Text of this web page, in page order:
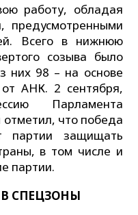
работу, обладая
предусмотренными
Всего в нижнюю
созыва было
них 98 – на основе
АНК. 2 сентября,
Парламента
отметил, что победа
партии защищать
в том числе и
партии.
В СПЕЦЗОНЫ